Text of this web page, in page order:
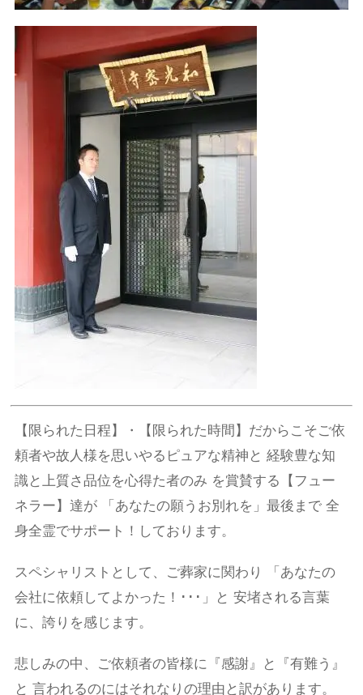
【限られた日程】・【限られた時間】だからこそご依
頼者や故人様を思いやるピュアな精神と 経験豊な知
識と上質さ品位を心得た者のみ を賞賛する【フュー
ネラー】達が 「あなたの願うお別れを」最後まで 全
身全霊でサポート！しております。
スペシャリストとして、ご葬家に関わり 「あなたの
会社に依頼してよかった！･･･」と 安堵される言葉
に、誇りを感じます。
悲しみの中、ご依頼者の皆様に『感謝』と『有難う』
と 言われるのにはそれなりの理由と訳があります。